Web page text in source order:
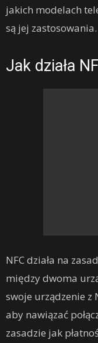
jakich modelach
są jej zastosowania.
Jak działa
NFC działa na
między dwoma
swoje urządzenie z
aby nawiązać
zasadzie jak